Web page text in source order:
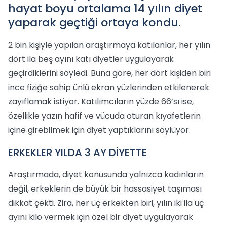
hayat boyu ortalama 14 yılın diyet
yaparak geçtiği ortaya kondu.
2 bin kişiyle yapılan araştırmaya katılanlar, her yılın
dört ila beş ayını katı diyetler uygulayarak
geçirdiklerini söyledi. Buna göre, her dört kişiden biri
ince fiziğe sahip ünlü ekran yüzlerinden etkilenerek
zayıflamak istiyor. Katılımcıların yüzde 66’sı ise,
özellikle yazın hafif ve vücuda oturan kıyafetlerin
içine girebilmek için diyet yaptıklarını söylüyor.
ERKEKLER YILDA 3 AY DİYETTE
Araştırmada, diyet konusunda yalnızca kadınların
değil, erkeklerin de büyük bir hassasiyet taşıması
dikkat çekti. Zira, her üç erkekten biri, yılın iki ila üç
ayını kilo vermek için özel bir diyet uygulayarak